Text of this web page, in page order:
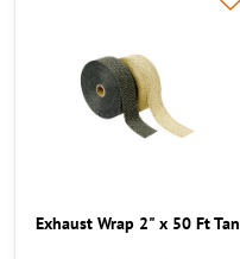
Exhaust Wrap 2" x 50 Ft Tan